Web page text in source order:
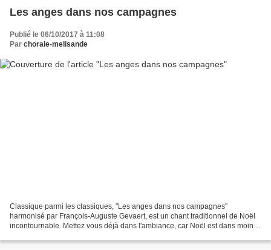
Les anges dans nos campagnes
Publié le 06/10/2017 à 11:08
Par chorale-melisande
Classique parmi les classiques, "Les anges dans nos campagnes"
harmonisé par François-Auguste Gevaert, est un chant traditionnel de Noël
incontournable. Mettez vous déjà dans l'ambiance, car Noël est dans moins